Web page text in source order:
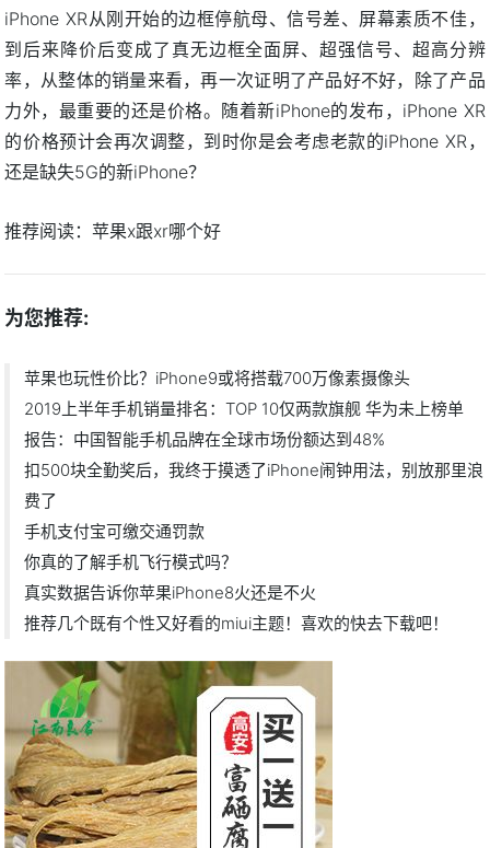
iPhone XR从刚开始的边框停航母、信号差、屏幕素质不佳，
到后来降价后变成了真无边框全面屏、超强信号、超高分辨
率，从整体的销量来看，再一次证明了产品好不好，除了产品
力外，最重要的还是价格。随着新iPhone的发布，iPhone XR
的价格预计会再次调整，到时你是会考虑老款的iPhone XR，
还是缺失5G的新iPhone？
推荐阅读：苹果x跟xr哪个好
为您推荐:
苹果也玩性价比？iPhone9或将搭载700万像素摄像头
2019上半年手机销量排名：TOP 10仅两款旗舰 华为未上榜单
报告：中国智能手机品牌在全球市场份额达到48%
扣500块全勤奖后，我终于摸透了iPhone闹钟用法，别放那里浪
费了
手机支付宝可缴交通罚款
你真的了解手机飞行模式吗？
真实数据告诉你苹果iPhone8火还是不火
推荐几个既有个性又好看的miui主题！喜欢的快去下载吧！